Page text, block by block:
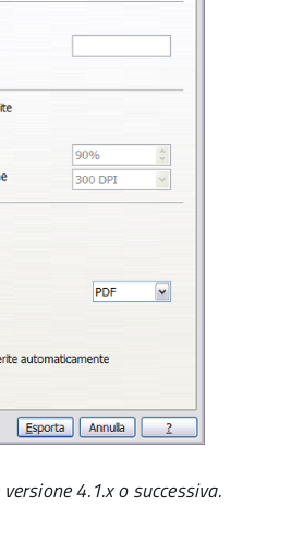
versione4.1.x o successiva.